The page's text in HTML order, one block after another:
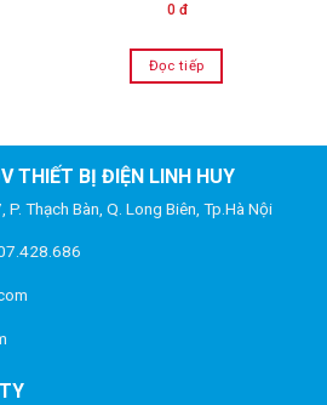
0 đ
Đọc tiếp
THIẾT BỊ ĐIỆN LINH HUY
Thạch Bàn, Q. Long Biên, Tp.Hà Nội